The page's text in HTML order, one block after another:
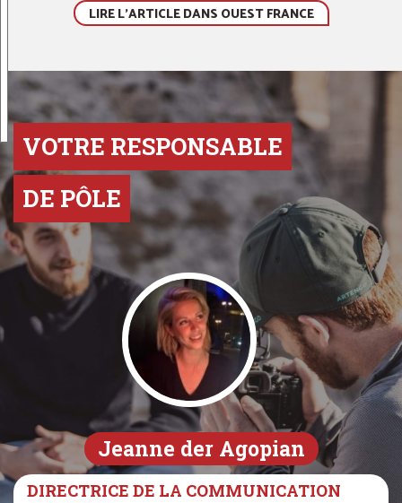
LIRE L'ARTICLE DANS OUEST FRANCE
VOTRE RESPONSABLE
DE PÔLE
Jeanne der Agopian
DIRECTRICE DE LA COMMUNICATION